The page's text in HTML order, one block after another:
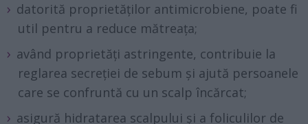
datorită proprietăților antimicrobiene, poate fi
util pentru a reduce mătreața;
având proprietăți astringente, contribuie la
reglarea secreției de sebum și ajută persoanele
care se confruntă cu un scalp încărcat;
asigură hidratarea scalpului și a foliculilor de